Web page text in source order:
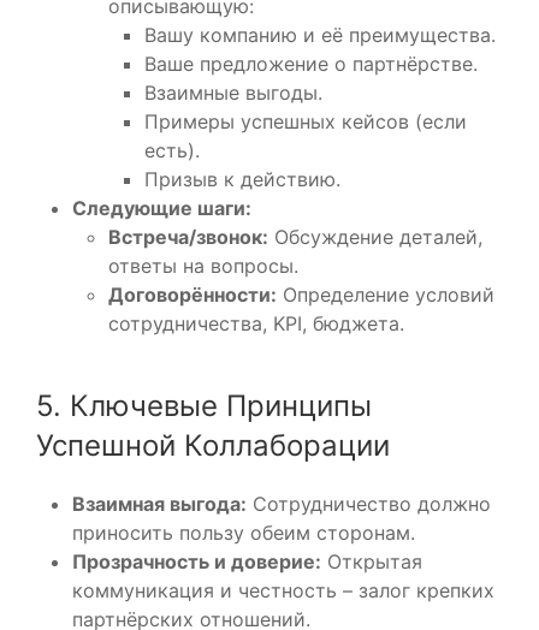
описывающую:
Вашу компанию и её преимущества.
Ваше предложение о партнёрстве.
Взаимные выгоды.
Примеры успешных кейсов (если
есть).
Призыв к действию.
Следующие шаги:
Встреча/звонок: Обсуждение деталей,
ответы на вопросы.
Договорённости: Определение условий
сотрудничества, KPI, бюджета.
5. Ключевые Принципы
Успешной Коллаборации
Взаимная выгода: Сотрудничество должно
приносить пользу обеим сторонам.
Прозрачность и доверие: Открытая
коммуникация и честность – залог крепких
партнёрских отношений.